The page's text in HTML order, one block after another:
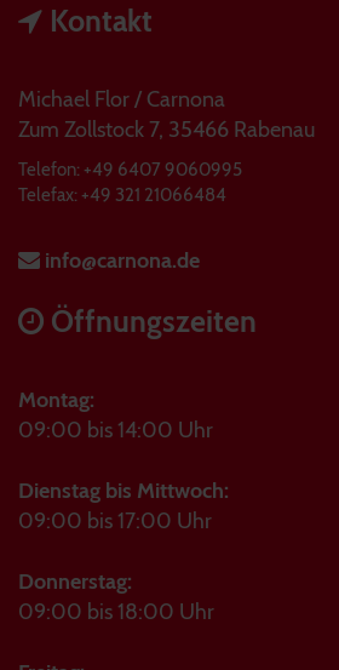
Kontakt
Michael Flor / Carnona
Zum Zollstock 7, 35466 Rabenau
Telefon: +49 6407 9060995
Telefax: +49 321 21066484
info@carnona.de
Öffnungszeiten
Montag:
09:00 bis 14:00 Uhr
Dienstag bis Mittwoch:
09:00 bis 17:00 Uhr
Donnerstag:
09:00 bis 18:00 Uhr